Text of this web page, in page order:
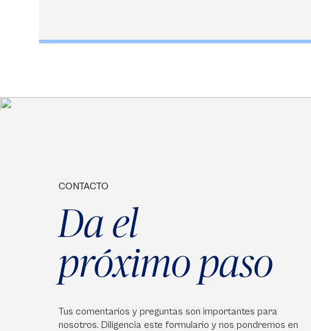
CONTACTO
Da el
próximo paso
Tus comentarios y preguntas son importantes para
nosotros. Diligencia este formulario y nos pondremos en